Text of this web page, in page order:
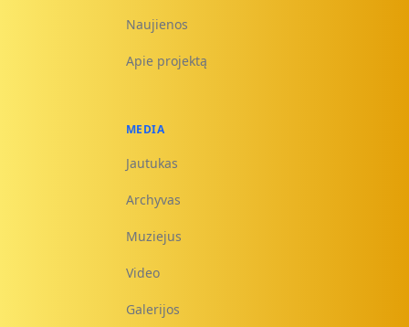
Naujienos
Apie projektą
MEDIA
Jautukas
Archyvas
Muziejus
Video
Galerijos